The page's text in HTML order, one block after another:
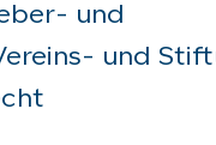
und
und